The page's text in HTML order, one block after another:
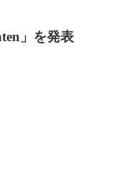
」を発表